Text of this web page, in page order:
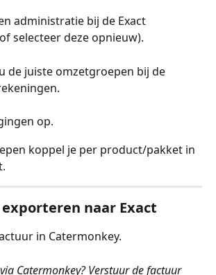
administratie bij de Exact
selecteer deze opnieuw).
de juiste omzetgroepen bij de
op.
koppel je per product/pakket in
naar Exact
in Catermonkey.
Catermonkey? Verstuur de factuur